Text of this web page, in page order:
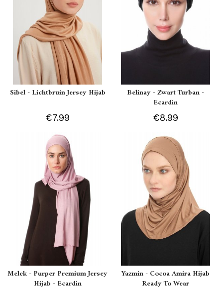
Sibel - Lichtbruin Jersey Hijab
€7.99
Belinay - Zwart Turban -
Ecardin
€8.99
Melek - Purper Premium Jersey
Hijab - Ecardin
Yazmin - Cocoa Amira Hijab
Ready To Wear